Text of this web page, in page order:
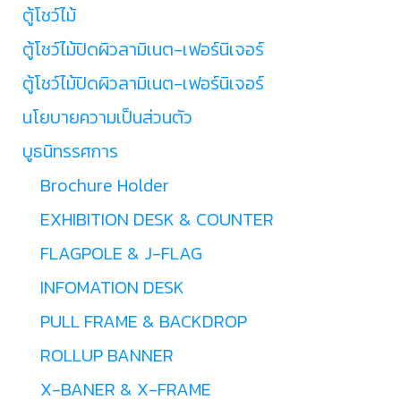
ตู้โชว์ไม้
ตู้โชว์ไม้ปิดผิวลามิเนต-เฟอร์นิเจอร์
ตู้โชว์ไม้ปิดผิวลามิเนต-เฟอร์นิเจอร์
นโยบายความเป็นส่วนตัว
บูธนิทรรศการ
Brochure Holder
EXHIBITION DESK & COUNTER
FLAGPOLE & J-FLAG
INFOMATION DESK
PULL FRAME & BACKDROP
ROLLUP BANNER
X-BANER & X-FRAME